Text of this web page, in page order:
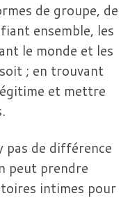
de groupe, de
ensemble, les
le monde et les
; en trouvant
et mettre
pas de différence
peut prendre
intimes pour